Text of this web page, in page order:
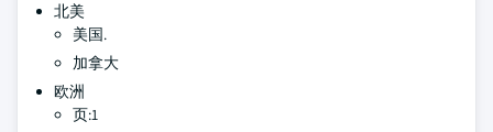
北美
美国.
加拿大
欧洲
页:1